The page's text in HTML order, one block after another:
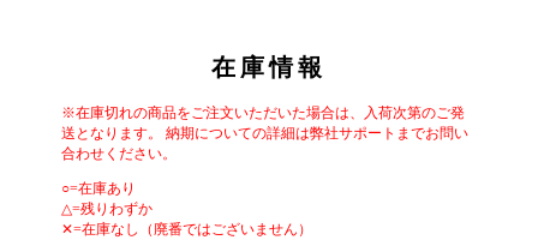
在庫情報
※在庫切れの商品をご注文いただいた場合は、入荷次第のご発
送となります。 納期についての詳細は弊社サポートまでお問い
合わせください。
○=在庫あり
△=残りわずか
✕=在庫なし（廃番ではございません）